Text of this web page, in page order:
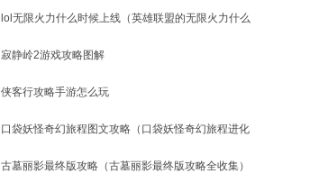
lol无限火力什么时候上线（英雄联盟的无限火力什么
寂静岭2游戏攻略图解
侠客行攻略手游怎么玩
口袋妖怪奇幻旅程图文攻略（口袋妖怪奇幻旅程进化
古墓丽影最终版攻略（古墓丽影最终版攻略全收集）